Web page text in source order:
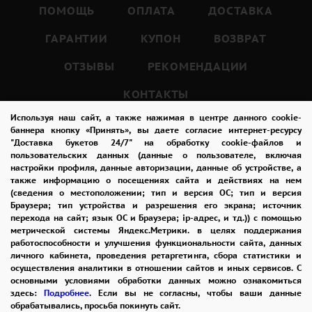
Используя наш сайт, а также нажимая в центре данного cookie-
баннера кнопку «Принять», вы даете согласие интернет-ресурсу
"Доставка букетов 24/7" на обработку cookie-файлов и
пользовательских данных (данные о пользователе, включая
настройки профиля, данные авторизации, данные об устройстве, а
также информацию о посещениях сайта и действиях на нем
(сведения о местоположении; тип и версия ОС; тип и версия
Браузера; тип устройства и разрешения его экрана; источник
перехода на сайт; язык ОС и Браузера; ip-адрес, и тд.)) с помощью
метрической системы Яндекс.Метрики. в целях поддержания
работоспособности и улучшения функциональности сайта, данных
личного кабинета, проведения ретаргетинга, сбора статистики и
осуществления аналитики в отношении сайтов и иных сервисов. С
основными условиями обработки данных можно ознакомиться
здесь: Подробнее. Если вы не согласны, чтобы ваши данные
обрабатывались, просьба покинуть сайт.
или коллег.
Каждый цветок в этом букете внимательно
отобран и уложен в дизайнерскую упаковку,
чтобы создать идеальную гармонию и
элегантность.
Мы уделили особое внимание каждой
детали, чтобы предоставить вам букет
высочайшего качества.
Наши профессиональные флористы сделают
все возможное, чтобы этот букет стал ярким
символом вашего вкуса и стиля.
ПОМОЩЬ ОПЛАТА
ДОСТАВКА
ГАРАНТИИ
КУПОН
ВОЗВРАТ
ОТЗЫВЫ
РЕКОМЕНДАЦИИ
КОНТАКТЫ
8-965-242-37-47
ЗАКАЗАТЬ ЗВОНОК
admin@buket24delivery.ru
ул. Кирова д. 46